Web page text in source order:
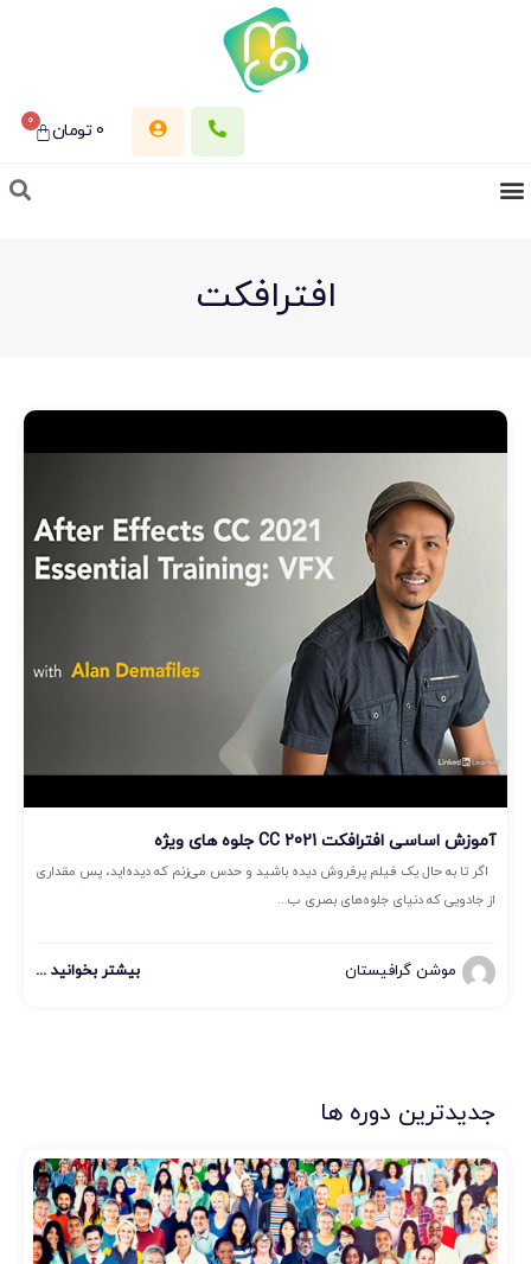
0 تومان 0
افترافکت
آموزش اساسی افترافکت CC 2021 جلوه های ویژه
اگر تا به حال یک فیلم پرفروش دیده باشید و حدس می‌زنم که دیده‌اید، پس مقداری
از جادویی که دنیای جلوه‌های بصری ب...
موشن گرافیستان بیشتر بخوانید ...
جدیدترین دوره ها